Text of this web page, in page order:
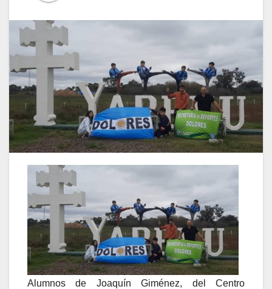
Alumnos de Joaquín Giménez, del Centro